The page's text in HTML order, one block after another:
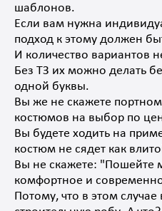
шаблонов.
Если вам нужна
подход к этому должен
И количество вариантов
Без ТЗ их можно делать
одной буквы.
Вы же не скажете
костюмов на выбор по
Вы будете ходить на
костюм не сядет как
Вы не скажете: "Пошейте
комфортное и
Потому, что в этом случае